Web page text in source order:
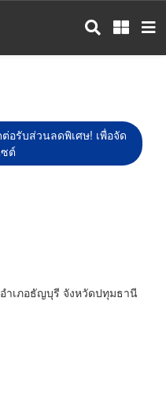
อรับส่วนลดพิเศษ! เพื่อจัด
ต์
ำเภอธัญบุรี จังหวัดปทุมธานี